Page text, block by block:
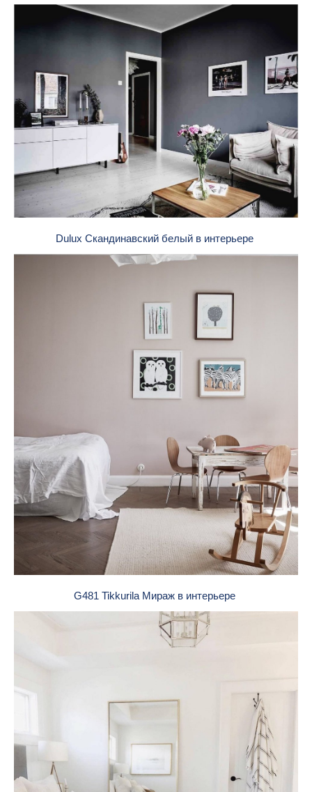
Dulux Скандинавский белый в интерьере
G481 Tikkurila Мираж в интерьере